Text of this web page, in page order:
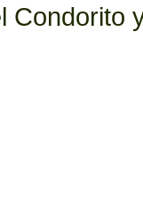
Condorito